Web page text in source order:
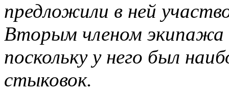
предложили в ней
Вторым членом
поскольку у него был
стыковок.